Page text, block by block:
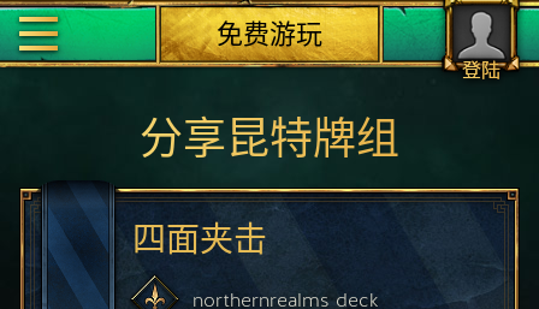
登陆
免费游玩
分享昆特牌组
四面夹击
northernrealmsdeck